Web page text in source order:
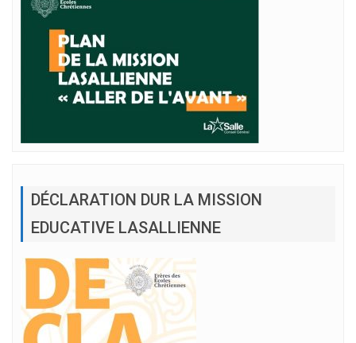
DÉCLARATION DUR LA MISSION
EDUCATIVE LASALLIENNE